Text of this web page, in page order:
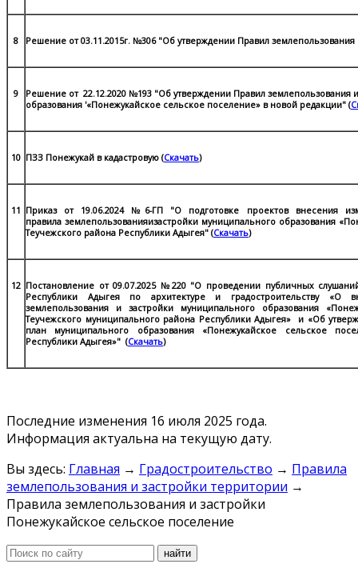
8 Решение от 03.11.2015г. №306 "Об утверждении Правил землепользования
9
Решение от 22.12.2020 №193 "Об утверждении Правил землепользования
образования '«Понежукайское сельское поселение» в новой редакции" (
10 ПЗЗ Понежукай в кадастровую (Скачать)
11 Приказ от 19.06.2024 №6-ГП "О подготовке проектов внесения
правила землепользованияизастройки муниципального образования
Теучежского района Республики Адыгея" (Скачать)
12 Постановление от 09.07.2025 №220 "О проведении публичных
Республики Адыгея по архитектуре и градостроительству «О
землепользования и застройки муниципального образования
Теучежского муниципального района Республики Адыгея» и «Об
план муниципального образования «Понежукайское сельское
Республики Адыгея»" (Скачать)
Последние изменения 16 июля 2025 года.
Информация актуальна на текущую дату.
Вы здесь: Главная → Градостроительство → Правила
землепользования и застройки территории →
Правила землепользования и застройки
Понежукайское сельское поселение
найти